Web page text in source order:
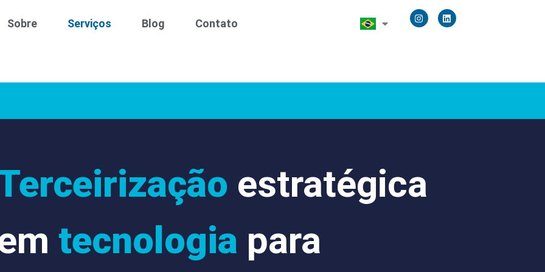
Sobre Serviços Blog Contato
estratégica
tecnologia para